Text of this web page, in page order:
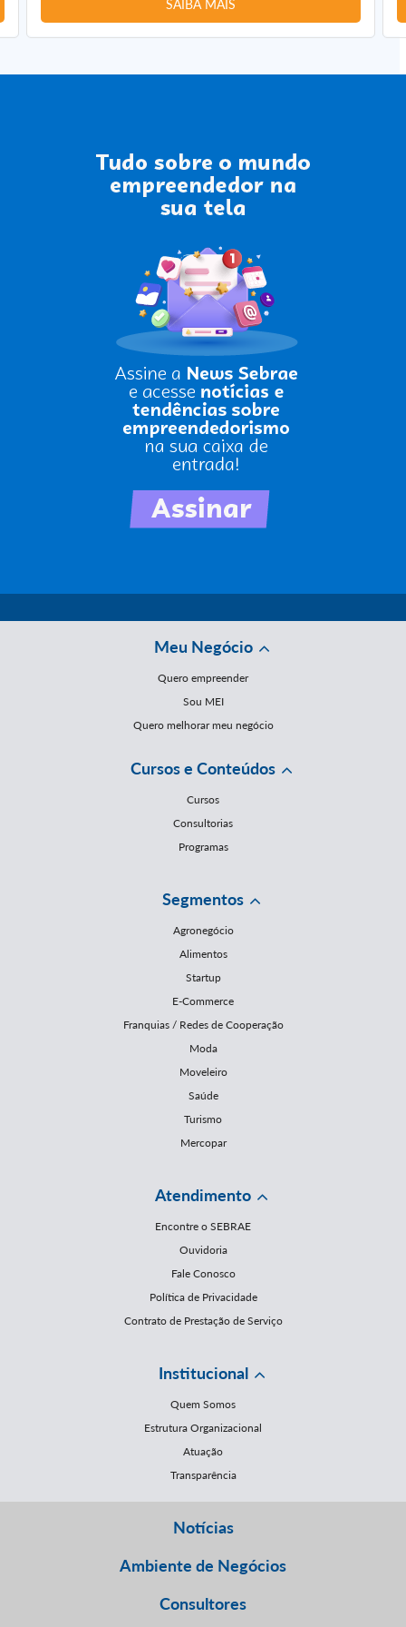
SAIBA MAIS
Meu Negócio
Quero empreender
Sou MEI
Quero melhorar meu negócio
Cursos e Conteúdos
Cursos
Consultorias
Programas
Segmentos
Agronegócio
Alimentos
Startup
E-Commerce
Franquias / Redes de Cooperação
Moda
Moveleiro
Saúde
Turismo
Mercopar
Atendimento
Encontre o SEBRAE
Ouvidoria
Fale Conosco
Política de Privacidade
Contrato de Prestação de Serviço
Institucional
Quem Somos
Estrutura Organizacional
Atuação
Transparência
Notícias
Ambiente de Negócios
Consultores